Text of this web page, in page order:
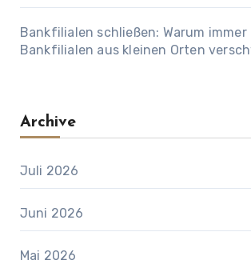
Bankfilialen schließen: Warum immer
Bankfilialen aus kleinen Orten
Archive
Juli 2026
Juni 2026
Mai 2026